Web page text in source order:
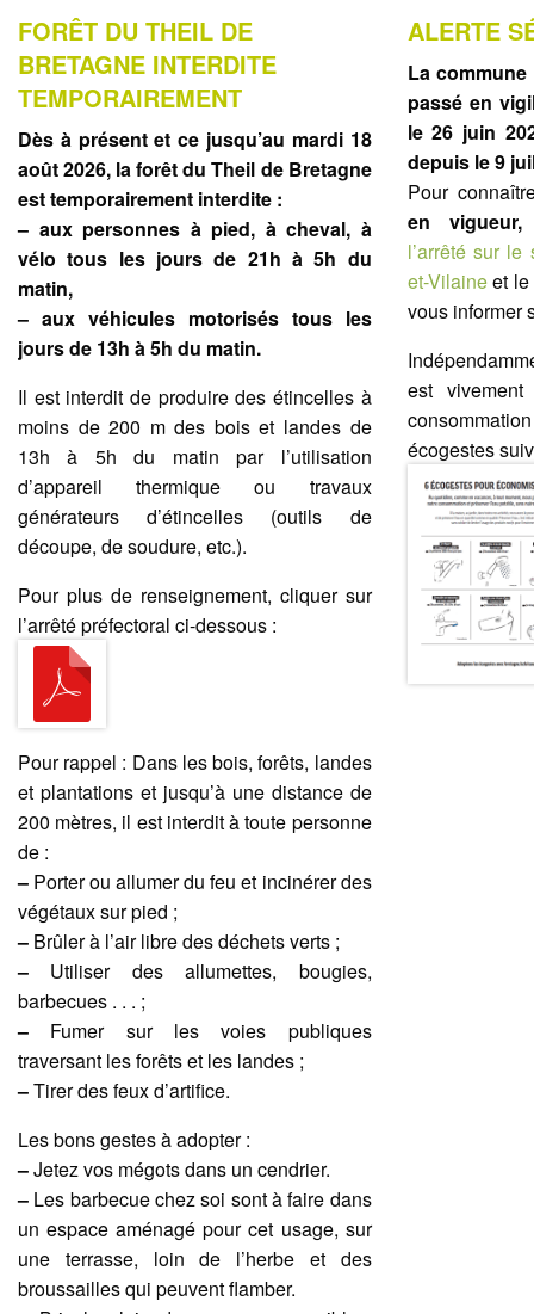
FORÊT DU THEIL DE
BRETAGNE INTERDITE
TEMPORAIREMENT
Dès à présent et ce jusqu’au mardi 18
août 2026, la forêt du Theil de Bretagne
est temporairement interdite :
– aux personnes à pied, à cheval, à
vélo tous les jours de 21h à 5h du
matin,
– aux véhicules motorisés tous les
jours de 13h à 5h du matin.
Il est interdit de produire des étincelles à
moins de 200 m des bois et landes de
13h à 5h du matin par l’utilisation
d’appareil thermique ou travaux
générateurs d’étincelles (outils de
découpe, de soudure, etc.).
Pour plus de renseignement, cliquer sur
l’arrêté préfectoral ci-dessous :
Pour rappel : Dans les bois, forêts, landes
et plantations et jusqu’à une distance de
200 mètres, il est interdit à toute personne
de :
– Porter ou allumer du feu et incinérer des
végétaux sur pied ;
– Brûler à l’air libre des déchets verts ;
– Utiliser des allumettes, bougies,
barbecues . . . ;
– Fumer sur les voies publiques
traversant les forêts et les landes ;
–Tirer des feux d’artifice.
Les bons gestes à adopter :
–Jetez vos mégots dans un cendrier.
– Les barbecue chez soi sont à faire dans
un espace aménagé pour cet usage, sur
une terrasse, loin de l’herbe et des
broussailles qui peuvent flamber.
ALERTE
La
passé en
le 26 juin
depuis le 9
Pour
en vigueur,
l’arrêté sur le
et-Vilaineet le
vous informer
est
écogestes